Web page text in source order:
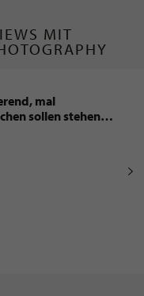
MIT
mal
sollen stehen